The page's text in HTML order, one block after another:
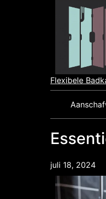
Flexibele
juli 18, 2024